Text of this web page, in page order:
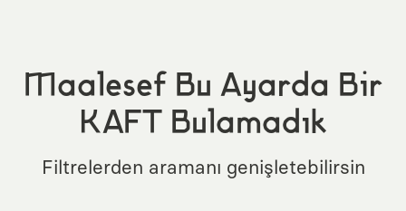
Maalesef Bu Ayarda Bir
KAFT Bulamadık
Filtrelerden aramanı genişletebilirsin